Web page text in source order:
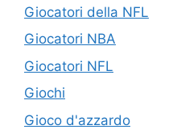
Giocatori della NFL
Giocatori NBA
Giocatori NFL
Giochi
Gioco d'azzardo